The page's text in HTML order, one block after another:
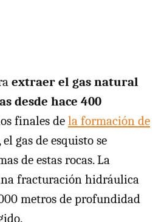
extraer el gas natural
desde hace 400
finales de la formación de
gas de esquisto se
de estas rocas. La
fracturación hidráulica
metros de profundidad